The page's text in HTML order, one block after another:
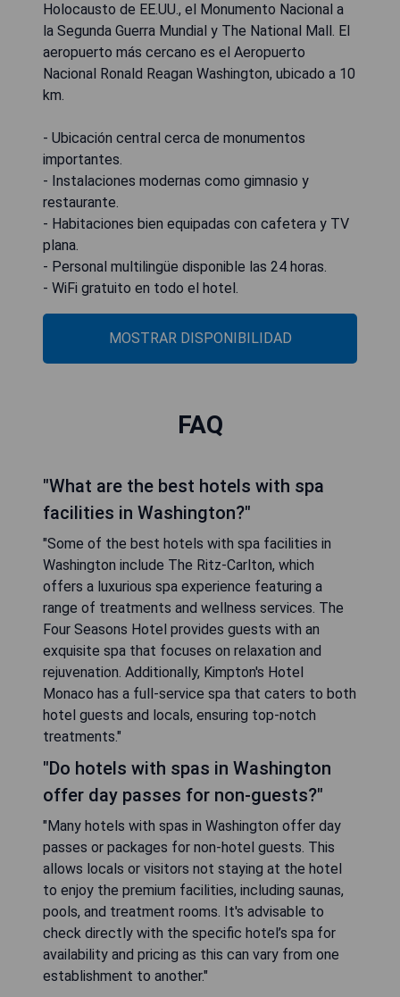
Holocausto de EE.UU., el Monumento Nacional a
la Segunda Guerra Mundial y The National Mall. El
aeropuerto más cercano es el Aeropuerto
Nacional Ronald Reagan Washington, ubicado a 10
km.
- Ubicación central cerca de monumentos
importantes.
- Instalaciones modernas como gimnasio y
restaurante.
- Habitaciones bien equipadas con cafetera y TV
plana.
- Personal multilingüe disponible las 24 horas.
- WiFi gratuito en todo el hotel.
MOSTRAR DISPONIBILIDAD
FAQ
"What are the best hotels with spa
facilities in Washington?"
"Some of the best hotels with spa facilities in
Washington include The Ritz-Carlton, which
offers a luxurious spa experience featuring a
range of treatments and wellness services. The
Four Seasons Hotel provides guests with an
exquisite spa that focuses on relaxation and
rejuvenation. Additionally, Kimpton's Hotel
Monaco has a full-service spa that caters to both
hotel guests and locals, ensuring top-notch
treatments."
"Do hotels with spas in Washington
offer day passes for non-guests?"
"Many hotels with spas in Washington offer day
passes or packages for non-hotel guests. This
allows locals or visitors not staying at the hotel
to enjoy the premium facilities, including saunas,
pools, and treatment rooms. It's advisable to
check directly with the specific hotel’s spa for
availability and pricing as this can vary from one
establishment to another."